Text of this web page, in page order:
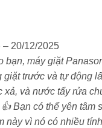
phù hợp nội thất
DL sở hữu thiết kế
cách Nhật Bản.
trong suốt,
ngọc trai mang lại
với mọi không gian
– 20/12/2025
bạn, máy giặt
giặt trước và tự động
xả, và nước tẩy rửa
Bạn có thể yên tâm
này vì nó có nhiều